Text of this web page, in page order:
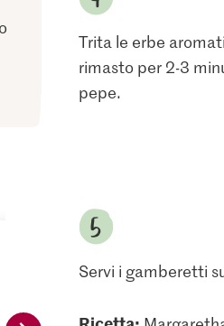
Trita le erbe
rimasto per 2-3
pepe.
Servi i gamberetti